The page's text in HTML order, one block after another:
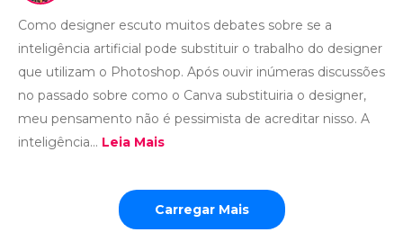
Como designer escuto muitos debates sobre se a
inteligência artificial pode substituir o trabalho do designer
que utilizam o Photoshop. Após ouvir inúmeras discussões
no passado sobre como o Canva substituiria o designer,
meu pensamento não é pessimista de acreditar nisso. A
inteligência... Leia Mais
Carregar Mais